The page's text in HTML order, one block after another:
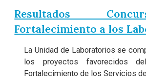
Resultados
Fortalecimiento a los
La Unidad de Laboratorios se
los proyectos favorecidos
Fortalecimiento de los Servicios